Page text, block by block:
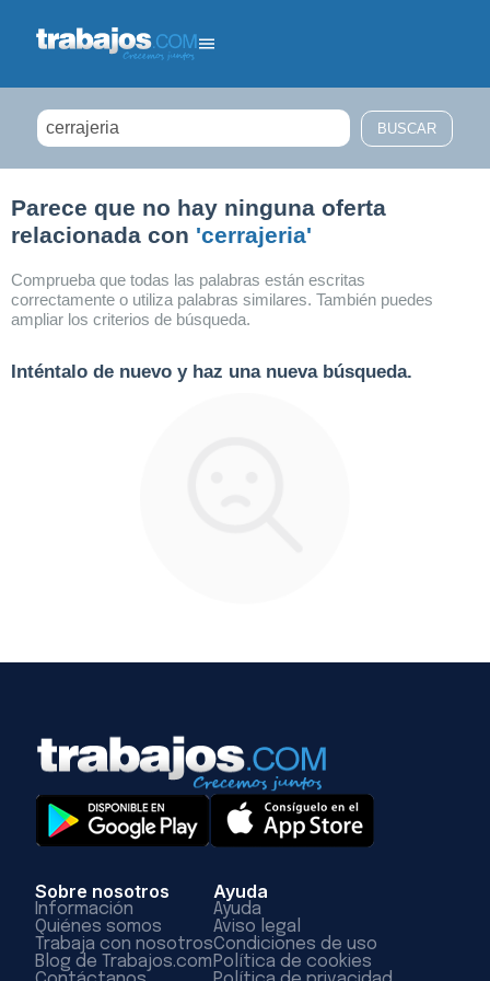
Parece que no hay ninguna oferta
relacionada con 'cerrajeria'
Comprueba que todas las palabras están escritas
correctamente o utiliza palabras similares. También puedes
ampliar los criterios de búsqueda.
Inténtalo de nuevo y haz una nueva búsqueda.
Sobre nosotros
Información
Quiénes somos
Trabaja con nosotros
Blog de Trabajos.com
Ayuda
Ayuda
Aviso legal
Condiciones de uso
Política de cookies